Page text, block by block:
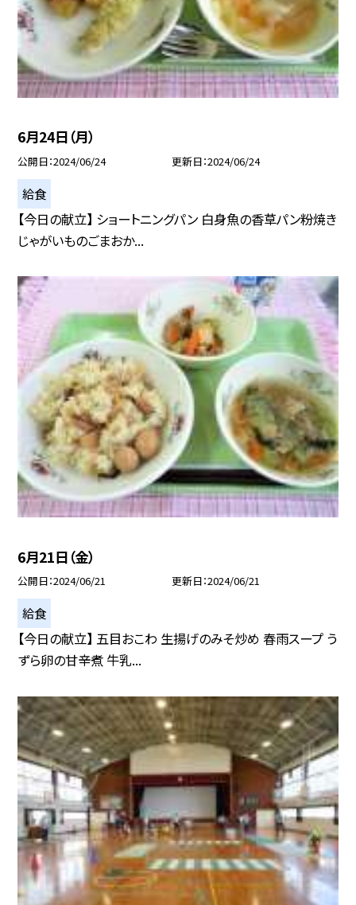
6月24日（月）
公開日 2024/06/24 更新日 2024/06/24
給食
【今日の献立】 ショートニングパン 白身魚の香草パン粉焼き
じゃがいものごまおか...
6月21日（金）
公開日 2024/06/21 更新日 2024/06/21
給食
【今日の献立】 五目おこわ 生揚げのみそ炒め 春雨スープ う
ずら卵の甘辛煮 牛乳...